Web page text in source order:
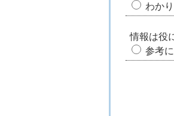
わか
情報は役
参考